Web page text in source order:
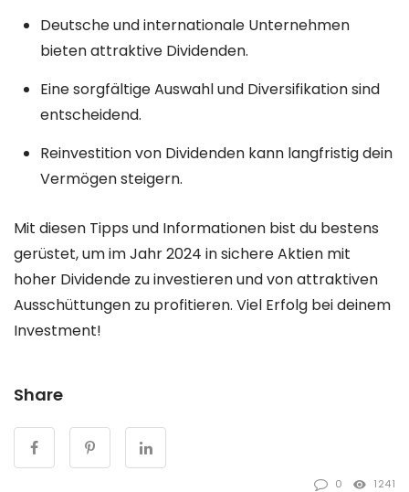
Deutsche und internationale Unternehmen
bieten attraktive Dividenden.
Eine sorgfältige Auswahl und Diversifikation sind
entscheidend.
Reinvestition von Dividenden kann langfristig dein
Vermögen steigern.
Mit diesen Tipps und Informationen bist du bestens
gerüstet, um im Jahr 2024 in sichere Aktien mit
hoher Dividende zu investieren und von attraktiven
Ausschüttungen zu profitieren. Viel Erfolg bei deinem
Investment!
Share
0 1241